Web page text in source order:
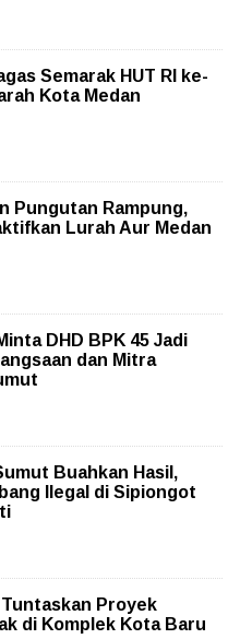
Semarak HUT RI ke-
Kota Medan
Pungutan Rampung,
Lurah Aur Medan
DHD BPK 45 Jadi
dan Mitra
Buahkan Hasil,
Ilegal di Sipiongot
Tuntaskan Proyek
di Komplek Kota Baru